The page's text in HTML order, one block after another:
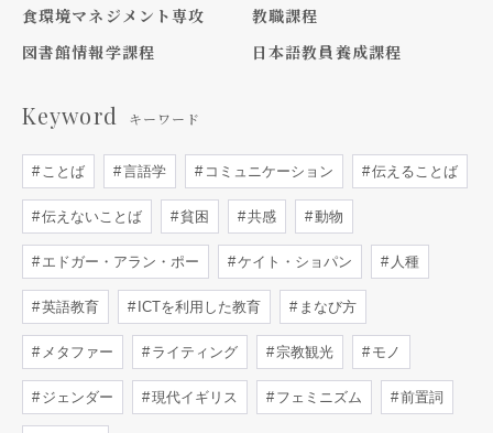
食環境マネジメント専攻
教職課程
図書館情報学課程
日本語教員養成課程
Keyword キーワード
ことば 言語学 コミュニケーション 伝えることば
伝えないことば 貧困 共感 動物
エドガー・アラン・ポー ケイト・ショパン 人種
英語教育 ICTを利用した教育 まなび方
メタファー ライティング 宗教観光 モノ
ジェンダー 現代イギリス フェミニズム 前置詞